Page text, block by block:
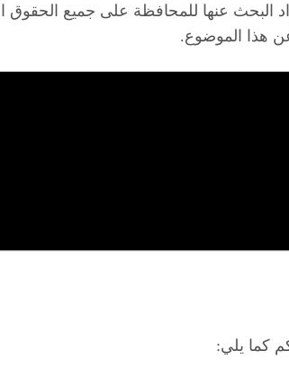
البحث عنها للمحافظة على جميع
هذا الموضوع.
كما يلي: